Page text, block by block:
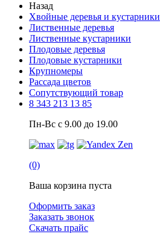
Назад
Хвойные деревья и кустарники
Лиственные деревья
Лиственные кустарники
Плодовые деревья
Плодовые кустарники
Крупномеры
Рассада цветов
Сопутствующий товар
8 343 213 13 85
Пн-Вс с 9.00 до 19.00
(0)
Ваша корзина пуста
Оформить заказ
Заказать звонок
Скачать прайс